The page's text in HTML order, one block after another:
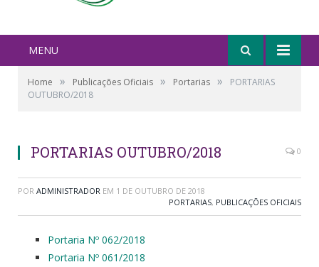
MENU
Home » Publicações Oficiais » Portarias »
PORTARIAS
OUTUBRO/2018
PORTARIAS OUTUBRO/2018 0
POR ADMINISTRADOR EM 1 DE OUTUBRO DE 2018
PORTARIAS, PUBLICAÇÕES OFICIAIS
Portaria Nº 062/2018
Portaria Nº 061/2018